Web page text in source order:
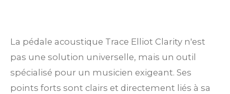
La pédale acoustique Trace Elliot Clarity n'est
pas une solution universelle, mais un outil
spécialisé pour un musicien exigeant. Ses
points forts sont clairs et directement liés à sa